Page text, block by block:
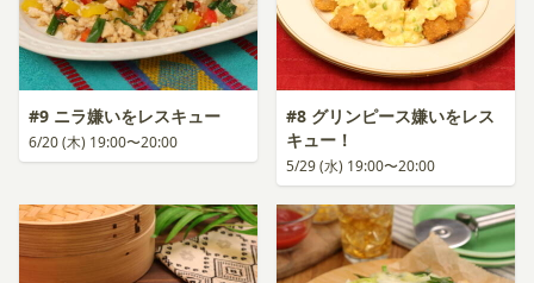
#9 ニラ嫌いをレスキュー
6/20 (木) 19:00〜20:00
#8 グリンピース嫌いをレス
キュー！
5/29 (水) 19:00〜20:00